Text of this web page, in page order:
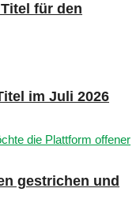
für den
im Juli 2026
gestrichen und